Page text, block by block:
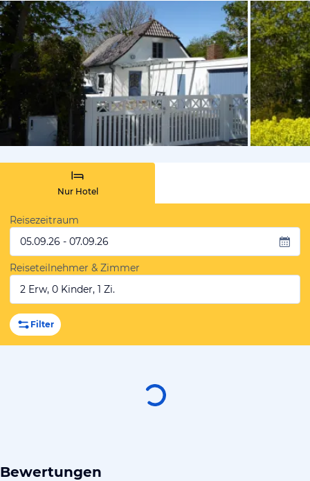
vom
Nur Hotel
Reisezeitraum
05.09.26 - 07.09.26
Reiseteilnehmer & Zimmer
2 Erw, 0 Kinder, 1 Zi.
Filter
Bewertungen